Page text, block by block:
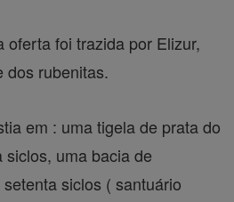
oferta foi trazida por Elizur,
dos rubenitas.
em : uma tigela de prata do
uma bacia de
siclos ( santuário